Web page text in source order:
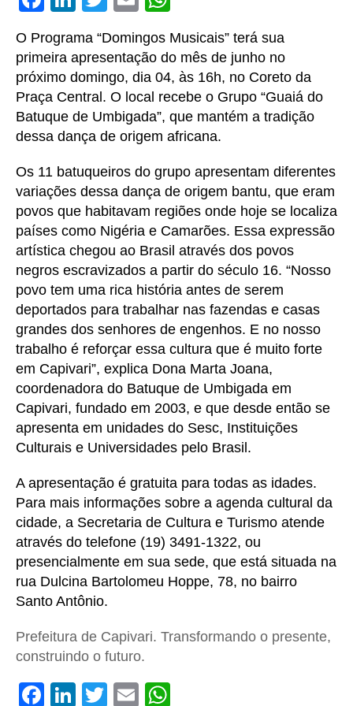
c
e
b
o
o
k
k
e
dI
n
it
te
r
ai
l
at
s
A
p
p
O Programa “Domingos Musicais” terá sua
primeira apresentação do mês de junho no
próximo domingo, dia 04, às 16h, no Coreto da
Praça Central. O local recebe o Grupo “Guaiá do
Batuque de Umbigada”, que mantém a tradição
dessa dança de origem africana.
Os 11 batuqueiros do grupo apresentam diferentes
variações dessa dança de origem bantu, que eram
povos que habitavam regiões onde hoje se localiza
países como Nigéria e Camarões. Essa expressão
artística chegou ao Brasil através dos povos
negros escravizados a partir do século 16. “Nosso
povo tem uma rica história antes de serem
deportados para trabalhar nas fazendas e casas
grandes dos senhores de engenhos. E no nosso
trabalho é reforçar essa cultura que é muito forte
em Capivari”, explica Dona Marta Joana,
coordenadora do Batuque de Umbigada em
Capivari, fundado em 2003, e que desde então se
apresenta em unidades do Sesc, Instituições
Culturais e Universidades pelo Brasil.
A apresentação é gratuita para todas as idades.
Para mais informações sobre a agenda cultural da
cidade, a Secretaria de Cultura e Turismo atende
através do telefone (19) 3491-1322, ou
presencialmente em sua sede, que está situada na
rua Dulcina Bartolomeu Hoppe, 78, no bairro
Santo Antônio.
Prefeitura de Capivari. Transformando o presente,
construindo o futuro.
F
Li T
E